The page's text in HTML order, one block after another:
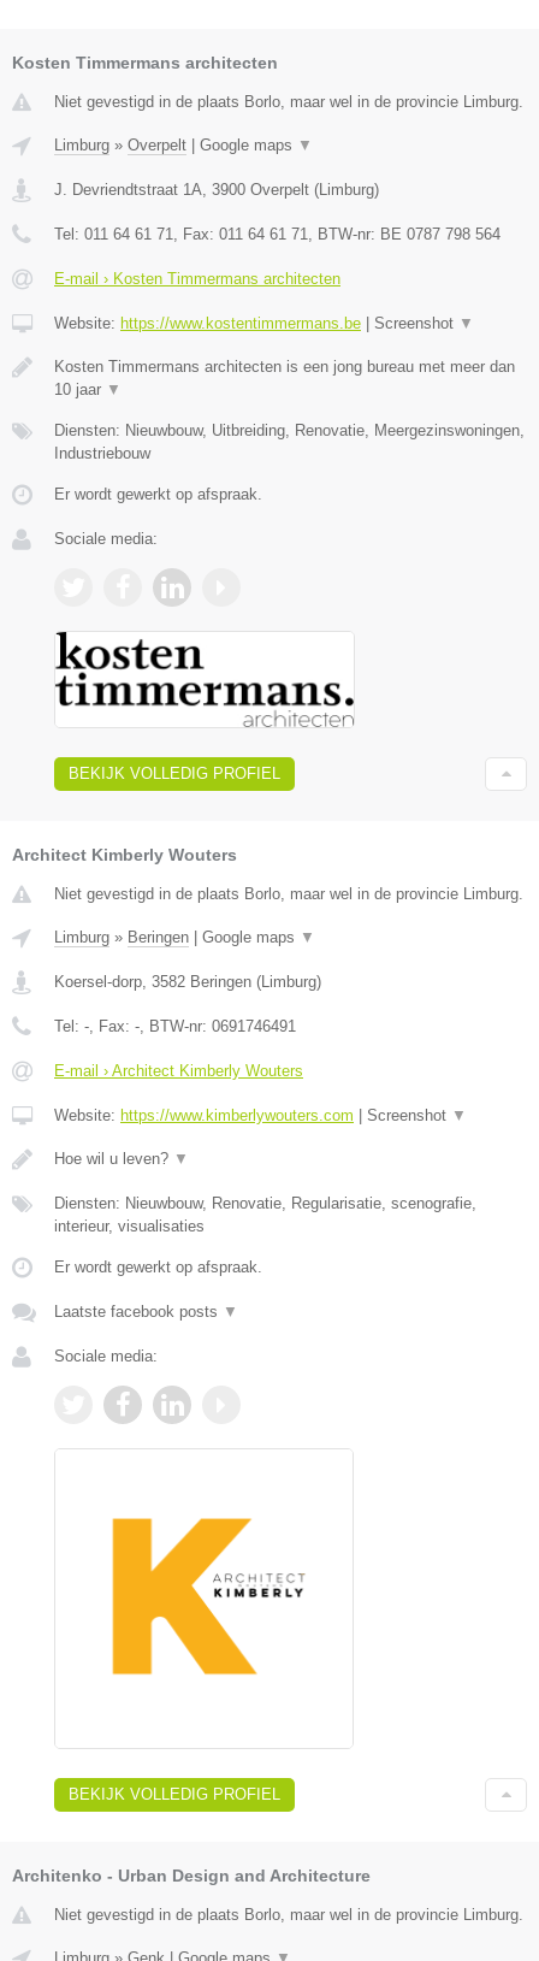
Kosten Timmermans architecten
Niet gevestigd in de plaats Borlo, maar wel in de provincie Limburg.
Limburg » Overpelt Google maps ▼
J. Devriendtstraat 1A 3900 Overpelt ( Limburg)
Tel: 011 64 61 71 , Fax: 011 64 61 71 , BTW-nr: BE 0787 798 564
E-mail › Kosten Timmermans architecten
Website: https://www.kostentimmermans.be Screenshot ▼
Kosten Timmermans architecten is een jong bureau met meer dan
10 jaar ▼
Diensten: Nieuwbouw, Uitbreiding, Renovatie, Meergezinswoningen,
Industriebouw
Er wordt gewerkt op afspraak.
Sociale media:
BEKIJK VOLLEDIG PROFIEL
Architect Kimberly Wouters
Niet gevestigd in de plaats Borlo, maar wel in de provincie Limburg.
Limburg » Beringen Google maps ▼
Koersel-dorp, 3582 Beringen (Limburg)
Tel: -, Fax: -, BTW-nr: 0691746491
E-mail › Architect Kimberly Wouters
Website: https://www.kimberlywouters.com Screenshot ▼
Hoe wil u leven? ▼
Diensten: Nieuwbouw, Renovatie, Regularisatie, scenografie,
interieur, visualisaties
Er wordt gewerkt op afspraak.
Laatste facebook posts ▼
Sociale media:
BEKIJK VOLLEDIG PROFIEL
Architenko - Urban Design and Architecture
Niet gevestigd in de plaats Borlo, maar wel in de provincie Limburg.